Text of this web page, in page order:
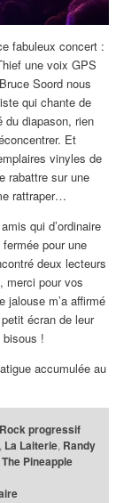
fabuleux concert :
une voix GPS
Soord nous
qui chante de
du diapason, rien
Et
vinyles de
rabattre sur une
rattraper…
qui d’ordinaire
pour une
deux lecteurs
merci pour vos
jalouse m’a affirmé
écran de leur
!
accumulée au
Rock progressif
La Laiterie, Randy
The Pineapple